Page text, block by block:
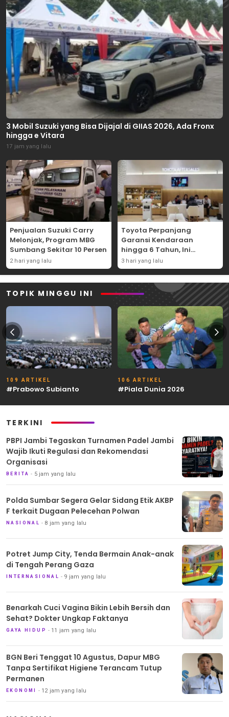
3 Mobil Suzuki yang Bisa Dijajal di GIIAS 2026, Ada Fronx
hingga e Vitara
17 jam yang lalu
Penjualan Suzuki Carry
Melonjak, Program MBG
Sumbang Sekitar 10 Persen
2 hari yang lalu
Toyota Perpanjang
Garansi Kendaraan
hingga 6 Tahun, Ini
Syaratnya
3 hari yang lalu
TOPIK MINGGU INI
109 ARTIKEL
#Prabowo Subianto
106 ARTIKEL
#Piala Dunia 2026
TERKINI
PBPI Jambi Tegaskan Turnamen Padel Jambi
Wajib Ikuti Regulasi dan Rekomendasi
Organisasi
BERITA 5 jam yang lalu
Polda Sumbar Segera Gelar Sidang Etik AKBP
F terkait Dugaan Pelecehan Polwan
NASIONAL 8 jam yang lalu
Potret Jump City, Tenda Bermain Anak-anak
di Tengah Perang Gaza
INTERNASIONAL 9 jam yang lalu
Benarkah Cuci Vagina Bikin Lebih Bersih dan
Sehat? Dokter Ungkap Faktanya
GAYA HIDUP 11 jam yang lalu
BGN Beri Tenggat 10 Agustus, Dapur MBG
Tanpa Sertifikat Higiene Terancam Tutup
Permanen
EKONOMI 12 jam yang lalu